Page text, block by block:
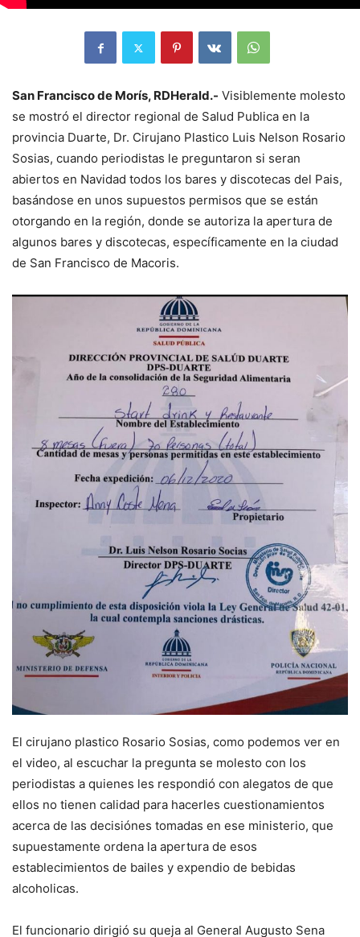
San Francisco de Morís, RDHerald.- Visiblemente molesto
se mostró el director regional de Salud Publica en la
provincia Duarte, Dr. Cirujano Plastico Luis Nelson Rosario
Sosias, cuando periodistas le preguntaron si seran
abiertos en Navidad todos los bares y discotecas del Pais,
basándose en unos supuestos permisos que se están
otorgando en la región, donde se autoriza la apertura de
algunos bares y discotecas, específicamente en la ciudad
de San Francisco de Macoris.
El cirujano plastico Rosario Sosias, como podemos ver en
el video, al escuchar la pregunta se molesto con los
periodistas a quienes les respondió con alegatos de que
ellos no tienen calidad para hacerles cuestionamientos
acerca de las decisiónes tomadas en ese ministerio, que
supuestamente ordena la apertura de esos
establecimientos de bailes y expendio de bebidas
alcoholicas.
El funcionario dirigió su queja al General Augusto Sena